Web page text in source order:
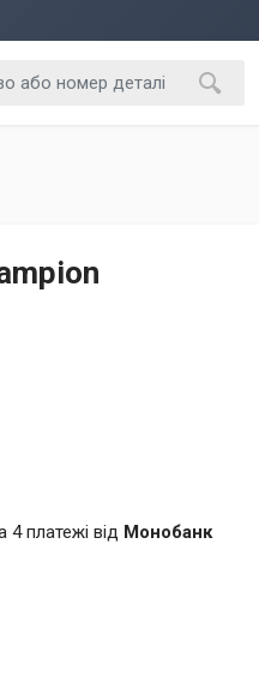
4 платежі від Монобанк